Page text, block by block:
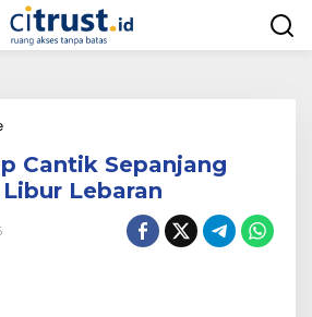
p
s
M
Cantik Sepanjang
Lebaran